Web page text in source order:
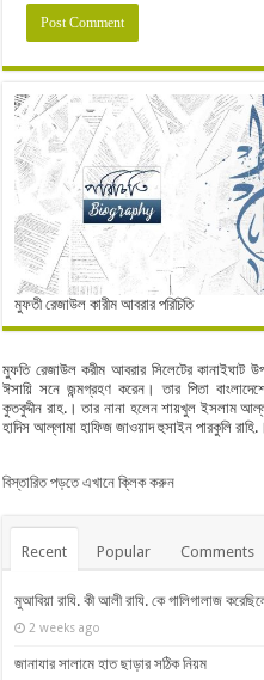
মুফতী রেজাউল কারীম আবরার পরিচিতি
মুফতি রেজাউল করীম আবরার সিলেটের কানাইঘাট
ঈসায়ি সনে জন্মগ্রহণ করেন। তার পিতা
কুতবুদ্দীন রাহ.। তার নানা হলেন শায়খুল ইসলাম
হাদিস আল্লামা হাফিজ জাওয়াদ হুসাইন পারকুলি রাহি.।
বিস্তারিত পড়তে এখানে ক্লিক করুন
Recent Popular Comments
মুআবিয়া রাযি. কী আলী রাযি. কে গালিগালাজ
2 weeks ago
জানাযার সালামে হাত ছাড়ার সঠিক নিয়ম